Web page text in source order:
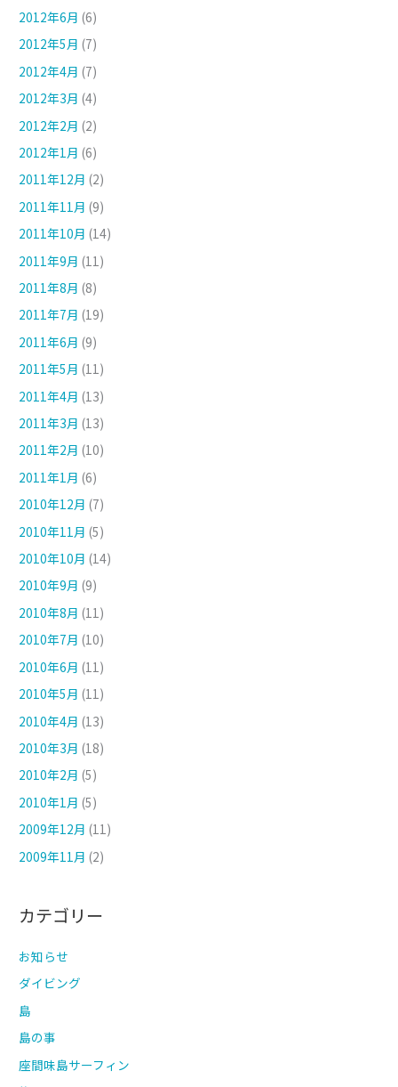
2012年6月 (6)
2012年5月 (7)
2012年4月 (7)
2012年3月 (4)
2012年2月 (2)
2012年1月 (6)
2011年12月 (2)
2011年11月 (9)
2011年10月 (14)
2011年9月 (11)
2011年8月 (8)
2011年7月 (19)
2011年6月 (9)
2011年5月 (11)
2011年4月 (13)
2011年3月 (13)
2011年2月 (10)
2011年1月 (6)
2010年12月 (7)
2010年11月 (5)
2010年10月 (14)
2010年9月 (9)
2010年8月 (11)
2010年7月 (10)
2010年6月 (11)
2010年5月 (11)
2010年4月 (13)
2010年3月 (18)
2010年2月 (5)
2010年1月 (5)
2009年12月 (11)
2009年11月 (2)
カテゴリー
お知らせ
ダイビング
島
島の事
座間味島サーフィン